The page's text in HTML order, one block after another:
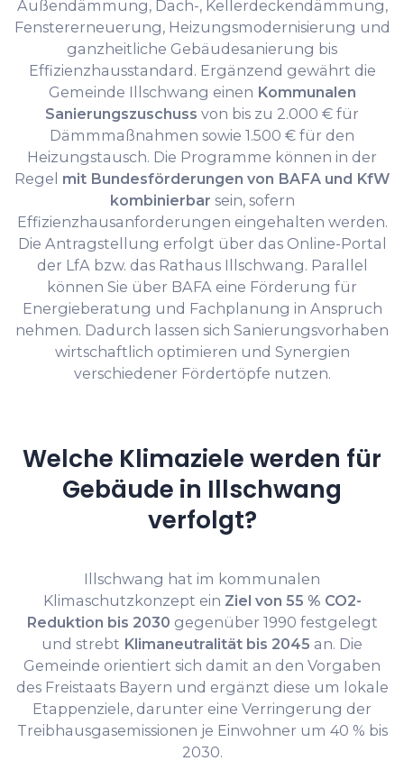
Außendämmung, Dach-, Kellerdeckendämmung,
Fenstererneuerung, Heizungsmodernisierung und
ganzheitliche Gebäudesanierung bis
Effizienzhausstandard. Ergänzend gewährt die
Gemeinde Illschwang einen Kommunalen
Sanierungszuschuss von bis zu 2.000 € für
Dämmmaßnahmen sowie 1.500 € für den
Heizungstausch. Die Programme können in der
Regel mit Bundesförderungen von BAFA und KfW
kombinierbar sein, sofern
Effizienzhausanforderungen eingehalten werden.
Die Antragstellung erfolgt über das Online-Portal
der LfA bzw. das Rathaus Illschwang. Parallel
können Sie über BAFA eine Förderung für
Energieberatung und Fachplanung in Anspruch
nehmen. Dadurch lassen sich Sanierungsvorhaben
wirtschaftlich optimieren und Synergien
verschiedener Fördertöpfe nutzen.
Welche Klimaziele werden für
Gebäude in Illschwang
verfolgt?
Illschwang hat im kommunalen
Klimaschutzkonzept ein Ziel von 55 % CO2-
Reduktion bis 2030 gegenüber 1990 festgelegt
und strebt Klimaneutralität bis 2045 an. Die
Gemeinde orientiert sich damit an den Vorgaben
des Freistaats Bayern und ergänzt diese um lokale
Etappenziele, darunter eine Verringerung der
Treibhausgasemissionen je Einwohner um 40 % bis
2030.